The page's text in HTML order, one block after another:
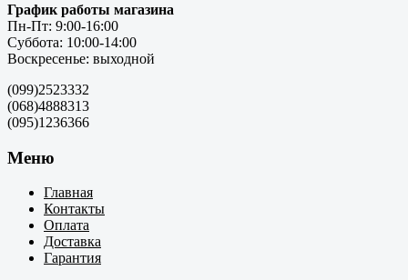
График работы магазина
Пн-Пт: 9:00-16:00
Суббота: 10:00-14:00
Воскресенье: выходной
(099)2523332
(068)4888313
(095)1236366
Меню
Главная
Контакты
Оплата
Доставка
Гарантия